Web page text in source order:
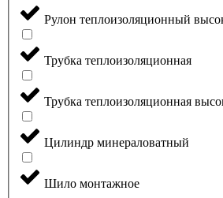
Рулон теплоизоляционный
Трубка теплоизоляционная
Трубка теплоизоляционная
Цилиндр минераловатный
Шило монтажное